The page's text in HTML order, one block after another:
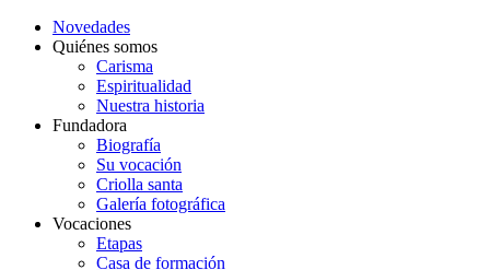
Novedades
Quiénes somos
Carisma
Espiritualidad
Nuestra historia
Fundadora
Biografía
Su vocación
Criolla santa
Galería fotográfica
Vocaciones
Etapas
Casa de formación